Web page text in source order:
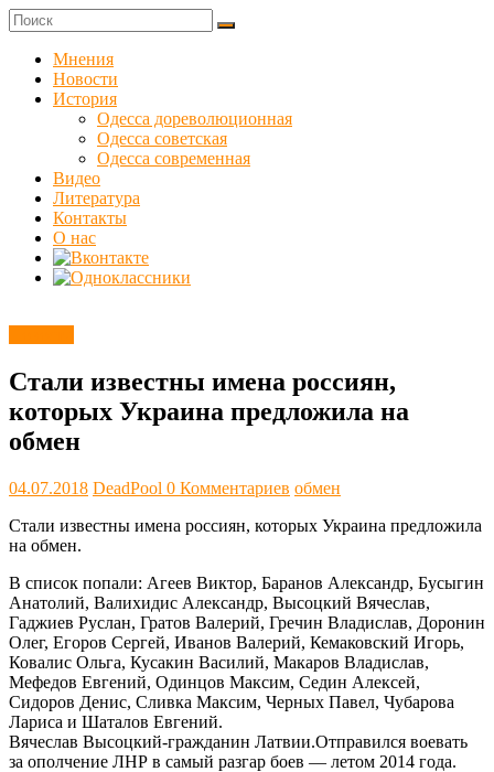
Skip
to
content
Куликовец
Сайт
одесского
сопротивления
Мнения
Новости
История
Одесса дореволюционная
Одесса советская
Одесса современная
Видео
Литература
Контакты
О нас
Стали известны имена россиян,
которых Украина предложила на
обмен
04.07.2018 DeadPool 0 Комментариев обмен
Стали известны имена россиян, которых Украина предложила
на обмен.
В список попали: Агеев Виктор, Баранов Александр, Бусыгин
Анатолий, Валихидис Александр, Высоцкий Вячеслав,
Гаджиев Руслан, Гратов Валерий, Гречин Владислав, Доронин
Олег, Егоров Сергей, Иванов Валерий, Кемаковский Игорь,
Ковалис Ольга, Кусакин Василий, Макаров Владислав,
Мефедов Евгений, Одинцов Максим, Седин Алексей,
Сидоров Денис, Сливка Максим, Черных Павел, Чубарова
Лариса и Шаталов Евгений.
Вячеслав Высоцкий-гражданин Латвии.Отправился воевать
за ополчение ЛНР в самый разгар боев — летом 2014 года.